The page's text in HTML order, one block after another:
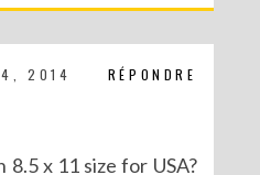
RÉPONDRE
4, 2014
x 11 size for USA?